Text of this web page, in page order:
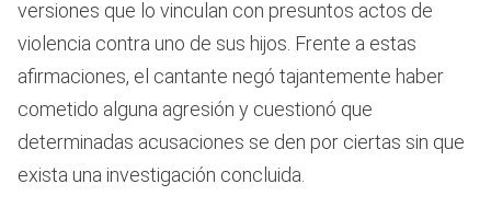
versiones que lo vinculan con presuntos actos de
violencia contra uno de sus hijos. Frente a estas
afirmaciones, el cantante negó tajantemente haber
cometido alguna agresión y cuestionó que
determinadas acusaciones se den por ciertas sin que
exista una investigación concluida.